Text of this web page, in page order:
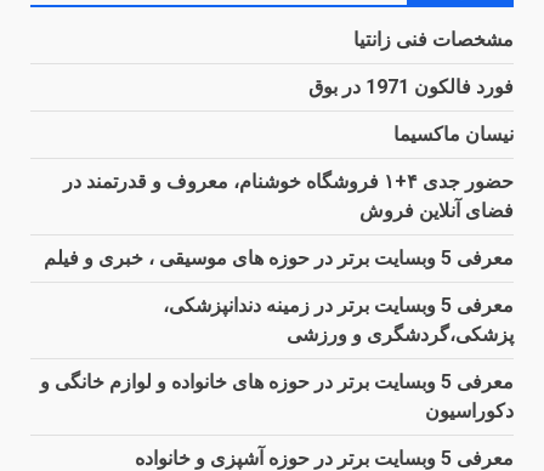
مشخصات فنی زانتیا
فورد فالکون 1971 در بوق
نیسان ماکسیما
حضور جدی ۴+۱ فروشگاه خوشنام، معروف و قدرتمند در
فضای آنلاین فروش
معرفی 5 وبسایت برتر در حوزه های موسیقی ، خبری و فیلم
معرفی 5 وبسایت برتر در زمینه دندانپزشکی،
پزشکی،گردشگری و ورزشی
معرفی 5 وبسایت برتر در حوزه های خانواده و لوازم خانگی و
دکوراسیون
معرفی 5 وبسایت برتر در حوزه آشپزی و خانواده